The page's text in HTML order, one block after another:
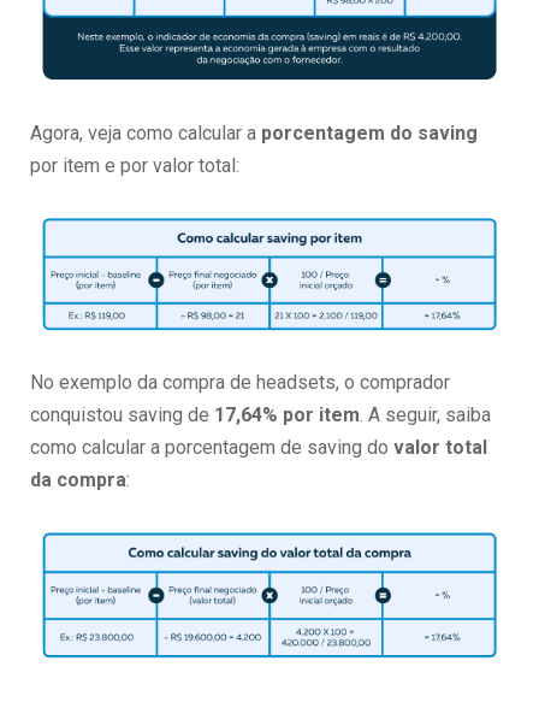
Agora, veja como calcular a porcentagem do saving
por item e por valor total:
No exemplo da compra de headsets, o comprador
conquistou saving de 17,64% por item. A seguir, saiba
como calcular a porcentagem de saving do valor total
da compra: